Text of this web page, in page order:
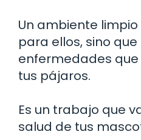
Un ambiente
para ellos, sino
enfermedades
tus pájaros.
Es un trabajo que
salud de tus